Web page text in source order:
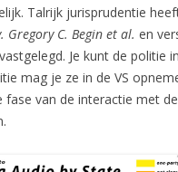
Talrijk jurisprudentie
Gregory C. Begin et al. en
Je kunt de
mag je ze in de VS
van de interactie met